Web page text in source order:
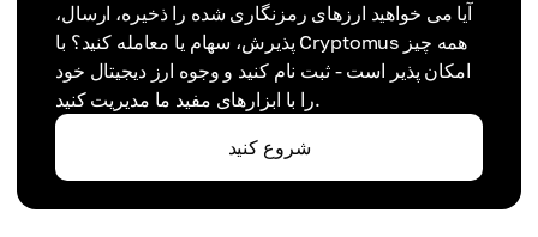
آیا می خواهید ارزهای رمزنگاری شده را ذخیره، ارسال،
پذیرش، سهام یا معامله کنید؟ با Cryptomus همه چیز
امکان پذیر است - ثبت نام کنید و وجوه ارز دیجیتال خود
را با ابزارهای مفید ما مدیریت کنید.
شروع کنید